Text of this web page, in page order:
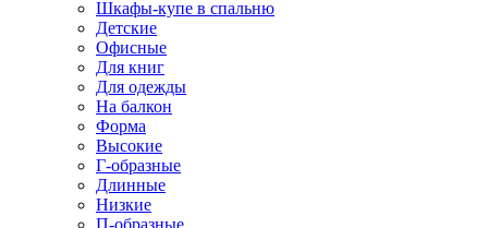
Шкафы-купе в спальню
Детские
Офисные
Для книг
Для одежды
На балкон
Форма
Высокие
Г-образные
Длинные
Низкие
П-образные